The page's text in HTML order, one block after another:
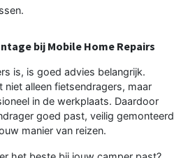
bij Mobile Home Repairs
is, is goed advies belangrijk.
niet alleen fietsendragers, maar
in de werkplaats. Daardoor
goed past, veilig gemonteerd
manier van reizen.